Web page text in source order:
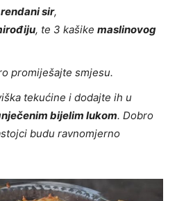
rendani sir,
, te 3 kašike maslinovog
promiješajte smjesu.
tekućine i dodajte ih u
bijelim lukom. Dobro
budu ravnomjerno